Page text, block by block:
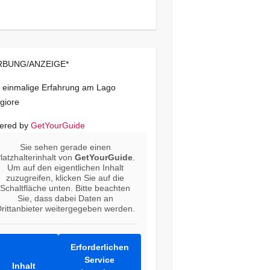
ANZEIGE*
einmalige Erfahrung am Lago
by GetYourGuide
Sie sehen gerade einen
vonGetYourGuide
Um auf den eigentlichen Inhalt
zuzugreifen, klicken Sie auf die
Schaltfläche unten. Bitte beachten
Sie, dass dabei Daten an
weitergegeben werden.
Inhalt
Erforderlichen
Service